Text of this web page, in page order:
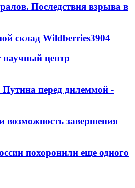
Последствия взрыва в
склад Wildberries3904
центр
перед дилеммой -
завершения
похоронили еще одного